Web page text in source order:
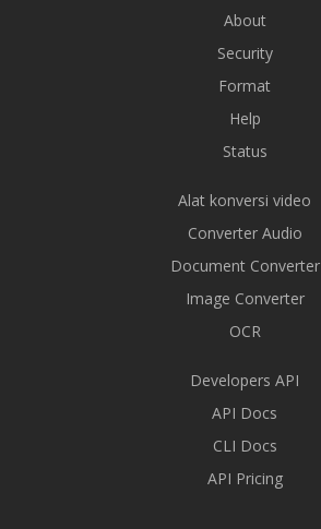
About
Security
Format
Help
Status
Alat konversi video
Converter Audio
Document Converter
Image Converter
OCR
Developers API
API Docs
CLI Docs
API Pricing